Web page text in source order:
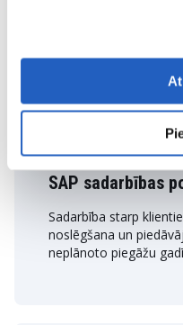
Svarīgas projekta
Virzieni, kas tika iekļauti
SAP sadarbības
Sadarbība starp
noslēgšana un
neplānoto piegāžu